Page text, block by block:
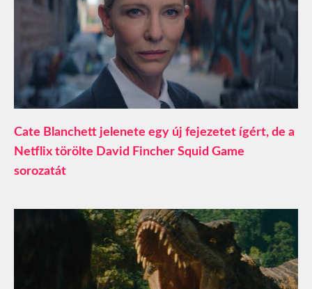
Cate Blanchett jelenete egy új fejezetet ígért, de a
Netflix törölte David Fincher Squid Game
sorozatát